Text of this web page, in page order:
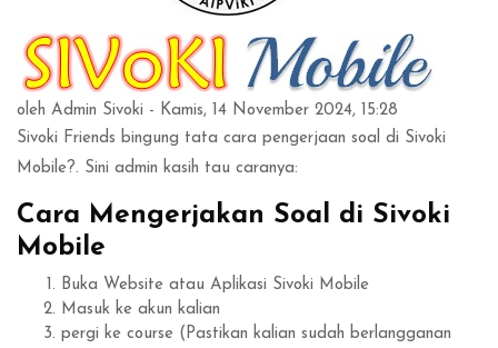
oleh Admin Sivoki - Kamis, 14 November 2024, 15:28
Sivoki Friends bingung tata cara pengerjaan soal di Sivoki
Mobile?. Sini admin kasih tau caranya:
Cara Mengerjakan Soal di Sivoki
Mobile
Buka Website atau Aplikasi Sivoki Mobile
Masuk ke akun kalian
pergi ke course (Pastikan kalian sudah berlangganan